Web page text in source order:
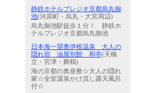
静鉄ホテルプレジオ京都烏丸御
池(河原町・烏丸・大宮周辺)
烏丸御池駅徒歩１分！ 静鉄ホ
テルプレジオ京都烏丸御池
日本海一望奥伊根温泉 大人の
隠れ宿 油屋別館 和亭(天橋
立・宮津・舞鶴)
海の京都の奥座敷☆大人の隠れ
家☆全室源泉かけ流し露天風呂
付☆